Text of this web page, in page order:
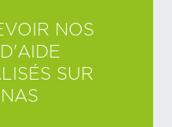
NOS
D'AIDE
SUR